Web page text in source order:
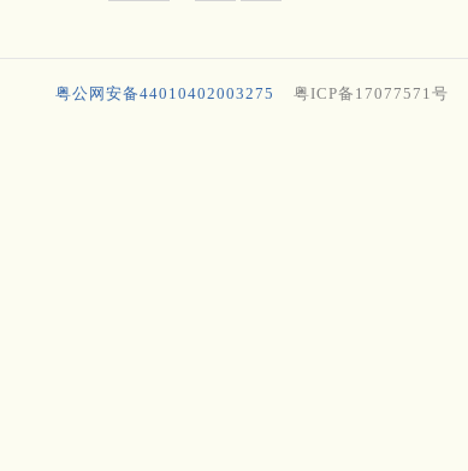
粤公网安备44010402003275 粤ICP备17077571号